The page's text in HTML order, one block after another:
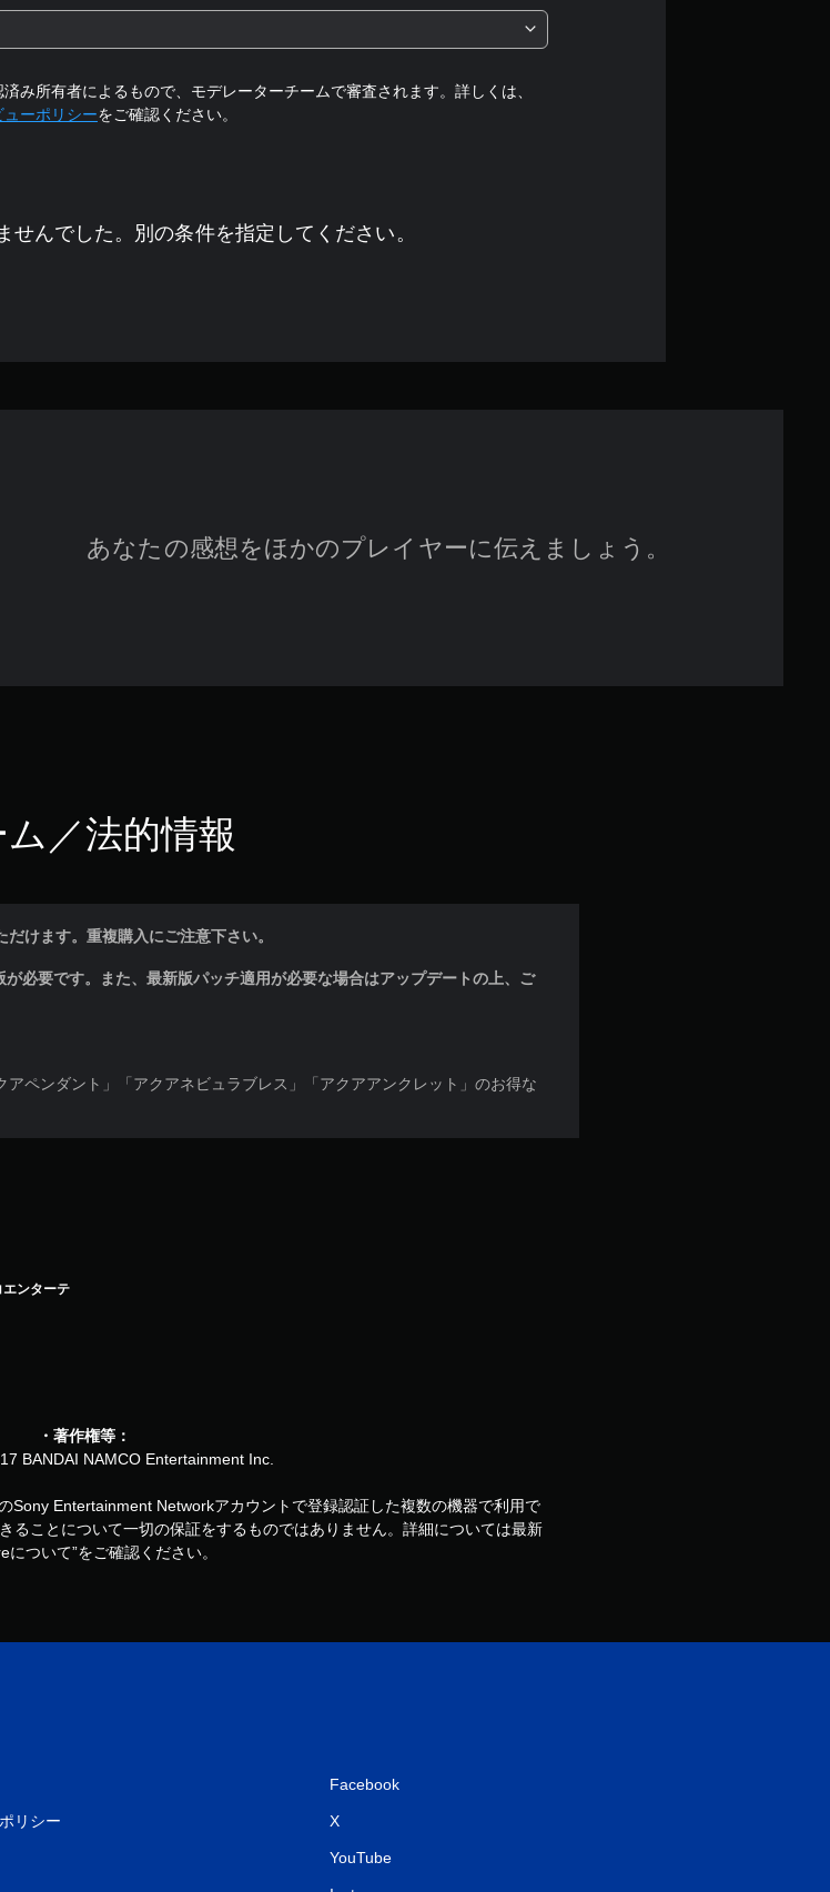
み所有者によるもので、モデレーターチームで審査されます。詳しくは、
ーポリシーをご確認ください。
んでした。別の条件を指定してください。
あなたの感想をほかのプレイヤーに伝えましょう。
／法的情報
けます。重複購入にご注意下さい。
必要です。また、最新版パッチ適用が必要な場合はアップデートの上、ご
アペンダント」「アクアネビュラブレス」「アクアアンクレット」のお得な
ンターテ
・著作権等：
BANDAI NAMCO Entertainment Inc.
Sony Entertainment Networkアカウントで登録認証した複数の機器で利用で
ることについて一切の保証をするものではありません。詳細については最新
について”をご確認ください。
リシー
Facebook
X
YouTube